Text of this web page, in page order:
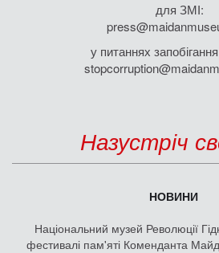
для ЗМІ:
у питаннях запобігання
Назустріч
НОВИНИ
Національний музей Революції
фестивалі пам'яті Коменданта